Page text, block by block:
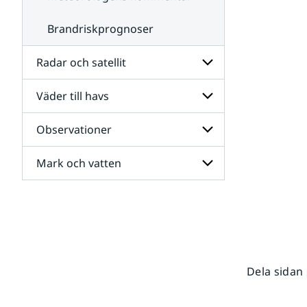
Brandriskprognoser
Radar och satellit
Undersidor
för
Radar
och
satellit
Väder till havs
Undersidor
för
Väder
till
havs
Observationer
Undersidor
för
Mark och vatten
Dela sidan